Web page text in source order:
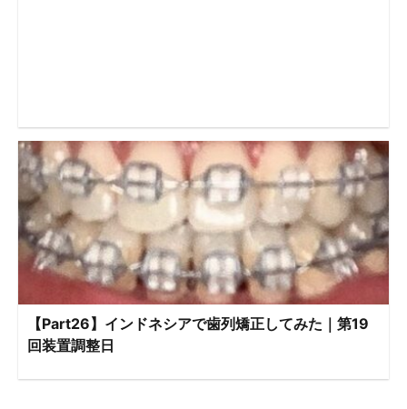
【Part26】インドネシアで歯列矯正してみた｜第19
回装置調整日